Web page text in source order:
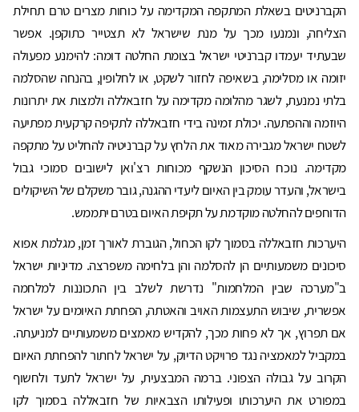
הקברניטים בשאלת המתקפה המקדימה על כוחות מצרים טרם תחילת
הצליחה, ונמנעו מכך על מנת שישראל לא תצטייר כתוקפן. אפשר
שבעתיד יעמדו קברניטי ישראל בצומת החלטה דומה: להימנע מפעולה
יזומה או מסלימה, בשאיפה לחזור לשקט, או לחלופין, בהנחה שהסלמה
בלתי נמנעת, לשגר מהלומה מקדימה על חזבאללה ולמצות את יתרונות
היוזמה וההפתעה. יכולת זמינה בידי חזבאללה לתקיפה קרקעית מפתיעה
לשטח ישראל מגבירה מאוד את הלחץ על קברניטיה להחליט על מתקפה
מקדימה. נוכח הסיכון הנשקף מכוחות רצ'ואן לישובים סמוכי גבול
בישראל, והעדר עומק בין האיום ליעדי ההגנה, גובר משקלם של השיקולים
הדוחפים להחלטה מוקדמת על תקיפת האיום בטרם יתממש.
היערכות חזבאללה בסמוך לקו הכחול, הגוברת לאורך זמן, מגלמת אפוא
סיכונים משמעותיים הן להסלמה והן בלחימה משפרצה. מדיניות ישראל
ב"מערכה שבין המלחמות" נדרשת לשלב בין התכוננות למלחמה
אפשרית, שיבוש התעצמות האויב והאטתה, הפחתת האיומים על ישראל
אם תפרוץ, אך לא פחות מכך, להקדיש מאמצים משמעותיים למניעתה.
במקביל למאמציה נגד פרויקט הדיוק, על ישראל לחתור להפחתת האיום
הקרוב על גבולה הצפוני. ברמה המבצעית, על ישראל לתעד ולחשוף
במפורט את היערכותו ופעילותו הצבאיות של חזבאללה בסמוך לקו